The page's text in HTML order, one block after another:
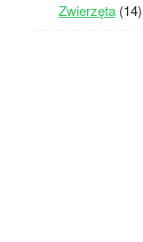
Zwierzęta(14)